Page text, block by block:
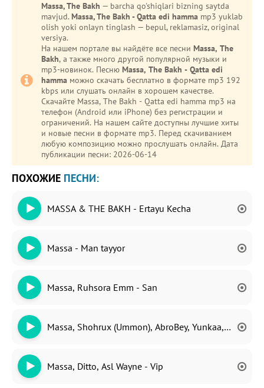
Massa, The Bakh — barcha qo'shiqlari bizning saytda
mavjud. Massa, The Bakh - Qatta edi hamma mp3 yuklab
olish yoki onlayn tinglash — bepul, reklamasiz, original
versiya.
На нашем портале вы найдёте все песни Massa, The
Bakh, а также много другой популярной музыки и
mp3-новинок. Песню Massa, The Bakh - Qatta edi
hamma можно скачать бесплатно в формате mp3 192
kbps или слушать онлайн в хорошем качестве.
Скачайте Massa, The Bakh - Qatta edi hamma mp3 на
телефон (Android или iPhone) без регистрации и
ограничений. На нашем сайте доступны лучшие хиты
и новые песни в формате mp3. Перед скачиванием
любую композицию можно прослушать онлайн. Дата
публикации песни: 2026-06-14
ПОХОЖИЕ ПЕСНИ:
MASSA & THE BAKH - Ertayu Kecha
Massa - Man tayyor
Massa, Ruhsora Emm - San
Massa, Shohrux (Ummon), AbroBey, Yunkaa, JAVA,
Massa, Ditto, Asl Wayne - Vip